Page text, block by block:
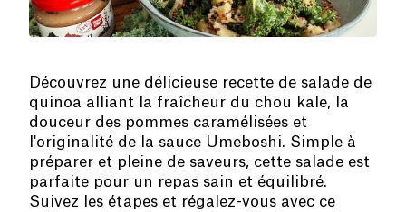
Découvrez une délicieuse recette de salade de
quinoa alliant la fraîcheur du chou kale, la
douceur des pommes caramélisées et
l'originalité de la sauce Umeboshi. Simple à
préparer et pleine de saveurs, cette salade est
parfaite pour un repas sain et équilibré.
Suivez les étapes et régalez-vous avec ce